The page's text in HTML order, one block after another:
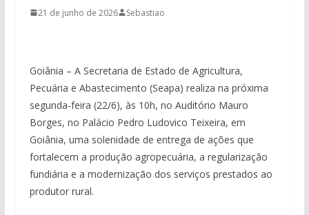
21 de junho de 2026 Sebastiao
Goiânia – A Secretaria de Estado de Agricultura,
Pecuária e Abastecimento (Seapa) realiza na próxima
segunda-feira (22/6), às 10h, no Auditório Mauro
Borges, no Palácio Pedro Ludovico Teixeira, em
Goiânia, uma solenidade de entrega de ações que
fortalecem a produção agropecuária, a regularização
fundiária e a modernização dos serviços prestados ao
produtor rural.